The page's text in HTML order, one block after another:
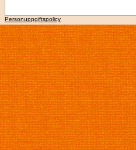
Personuppgiftspolicy